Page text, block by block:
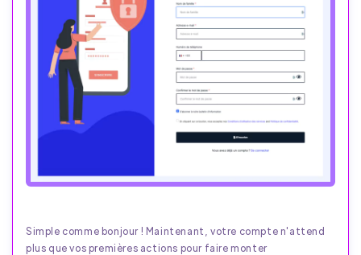
Simple comme bonjour ! Maintenant, votre compte n'attend
plus que vos premières actions pour faire monter